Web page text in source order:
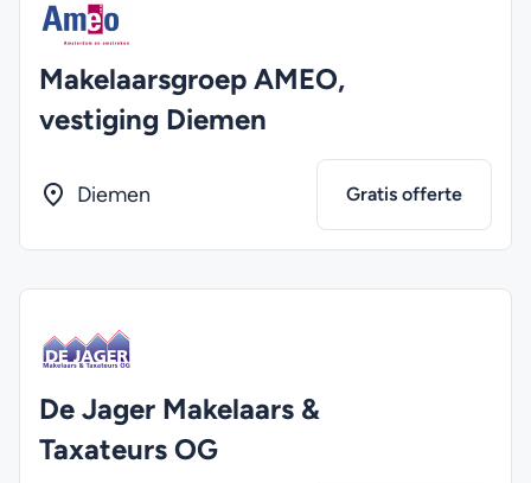
Makelaarsgroep AMEO,
vestiging Diemen
Diemen Gratis offerte
De Jager Makelaars &
Taxateurs OG